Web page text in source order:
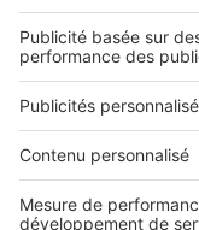
2
Nos solutions